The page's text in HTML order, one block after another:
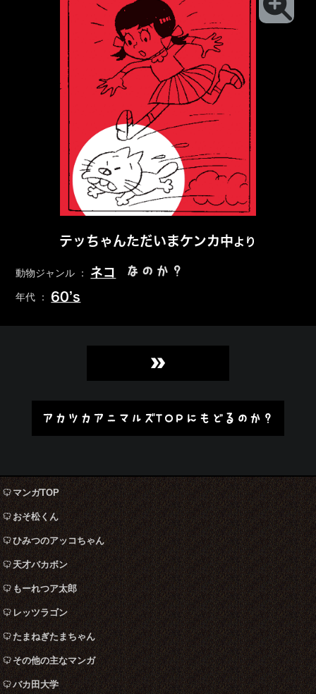
テッちゃんただいまケンカ中より
動物ジャンル ： ネコ なのか？
年代 ： 60’s
»
アカツカアニマルズTOPにもどるのか？
マンガTOP
おそ松くん
ひみつのアッコちゃん
天才バカボン
もーれつア太郎
レッツラゴン
たまねぎたまちゃん
その他の主なマンガ
バカ田大学